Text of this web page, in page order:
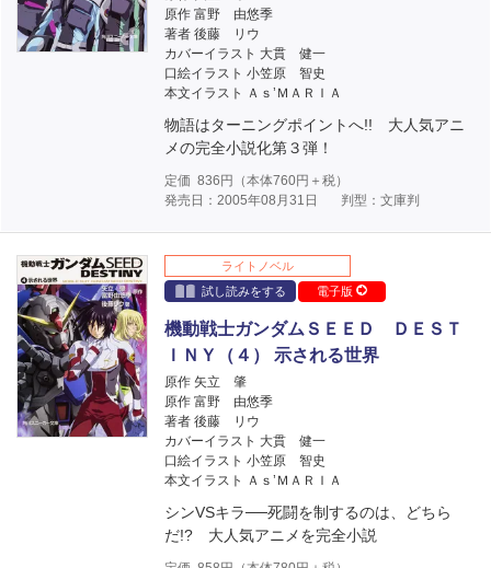
原作 富野 由悠季
著者 後藤 リウ
カバーイラスト 大貫 健一
口絵イラスト 小笠原 智史
本文イラスト Ａｓ’ＭＡＲＩＡ
物語はターニングポイントへ!! 大人気アニ
メの完全小説化第３弾！
定価 836 円（本体760円＋税）
発売日：2005年08月31日
判型：文庫判
ライトノベル
試し読みをする
電子版
機動戦士ガンダムＳＥＥＤ ＤＥＳＴ
ＩＮＹ（４） 示される世界
原作 矢立 肇
原作 富野 由悠季
著者 後藤 リウ
カバーイラスト 大貫 健一
口絵イラスト 小笠原 智史
本文イラスト Ａｓ’ＭＡＲＩＡ
シンVSキラ──死闘を制するのは、どちら
だ!? 大人気アニメを完全小説